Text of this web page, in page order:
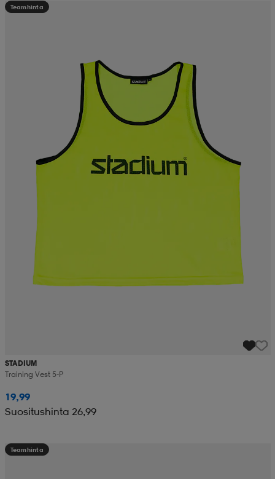
Teamhinta
STADIUM
Training Vest 5-P
19,99
Suositushinta 26,99
Teamhinta